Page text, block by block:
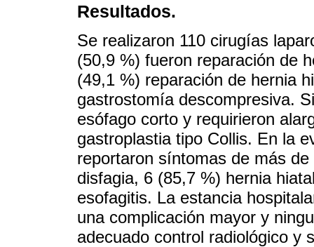
Resultados.
Se realizaron 110 cirugías
(50,9 %) fueron reparación de
(49,1 %) reparación de hernia
gastrostomía descompresiva.
esófago corto y requirieron
gastroplastia tipo Collis. En la
reportaron síntomas de más
disfagia, 6 (85,7 %) hernia
esofagitis. La estancia
una complicación mayor y
adecuado control radiológico y